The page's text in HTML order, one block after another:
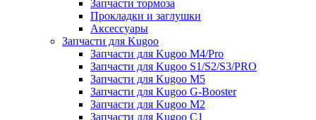
Запчасти тормоза
Прокладки и заглушки
Аксессуары
Запчасти для Kugoo
Запчасти для Kugoo M4/Pro
Запчасти для Kugoo S1/S2/S3/PRO
Запчасти для Kugoo M5
Запчасти для Kugoo G-Booster
Запчасти для Kugoo M2
Запчасти для Kugoo C1